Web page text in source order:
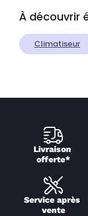
À découvrir
Climatiseur
Livraison
offerte*
Service après
vente